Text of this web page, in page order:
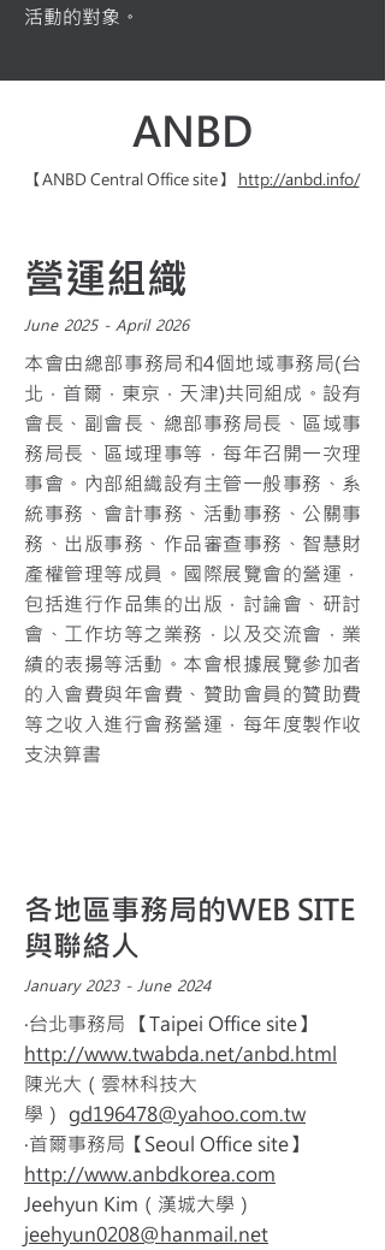
活動的對象。
ANBD
【ANBD Central Office site】 http://anbd.info/
營運組織
June 2025 - April 2026
本會由總部事務局和4個地域事務局(台
北，首爾，東京，天津)共同組成。設有
會長、副會長、總部事務局長、區域事
務局長、區域理事等，每年召開一次理
事會。內部組織設有主管一般事務、系
統事務、會計事務、活動事務、公關事
務、出版事務、作品審查事務、智慧財
產權管理等成員。國際展覽會的營運，
包括進行作品集的出版，討論會、研討
會、工作坊等之業務，以及交流會，業
績的表揚等活動。本會根據展覽參加者
的入會費與年會費、贊助會員的贊助費
等之收入進行會務營運，每年度製作收
支決算書
各地區事務局的WEB SITE
與聯絡人
January 2023 - June 2024
‧台北事務局 【Taipei Office site】
http://www.twabda.net/anbd.html
陳光大（雲林科技大
學） gd196478@yahoo.com.tw
‧首爾事務局【Seoul Office site】
http://www.anbdkorea.com
Jeehyun Kim（漢城大學）
jeehyun0208@hanmail.net